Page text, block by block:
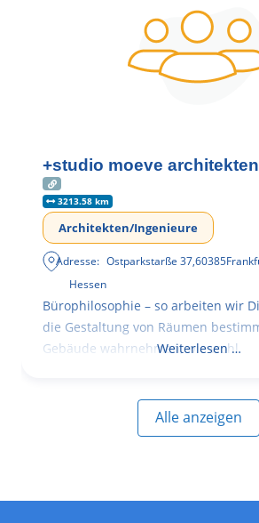
+studio moeve architekten
3213.58 km
Architekten/Ingenieure
Adresse: Ostparkstarße 37,60385
Hessen
Bürophilosophie – so arbeiten wir
die Gestaltung von Räumen
Gebäude wahrnehmen, wie wohl
Weiterlesen …
Alle anzeigen